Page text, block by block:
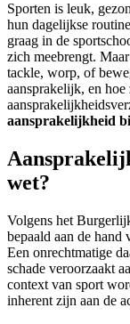
Sporten is leuk,
hun dagelijkse
graag in de
zich meebrengt.
tackle, worp, of
aansprakelijk, en
aansprakelijkheid
wet?
Volgens het
bepaald aan de hand
Een onrechtmatige
schade veroorzaakt
context van sport
inherent zijn aan de